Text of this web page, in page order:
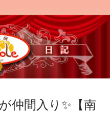
仲間入り✨【南